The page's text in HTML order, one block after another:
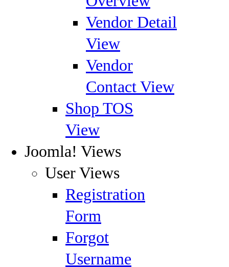
Vendor Detail
View
Vendor
Contact View
Shop TOS
View
Joomla! Views
User Views
Registration
Form
Forgot
Username